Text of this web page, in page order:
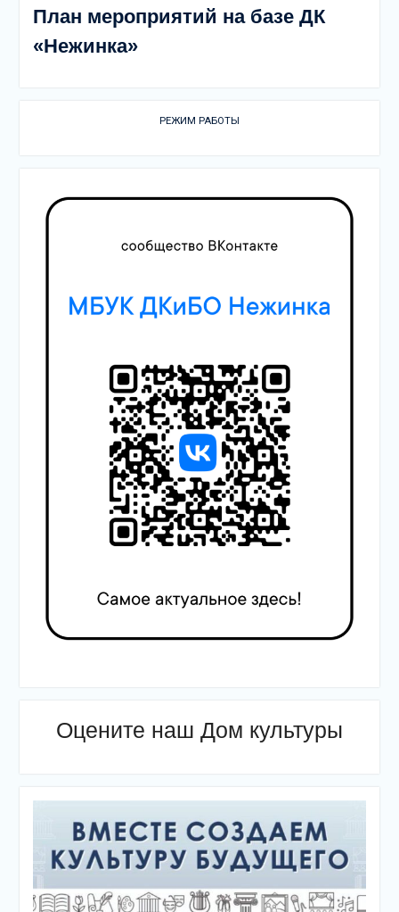
План мероприятий на базе ДК
«Нежинка»
РЕЖИМ РАБОТЫ
Оцените наш Дом культуры